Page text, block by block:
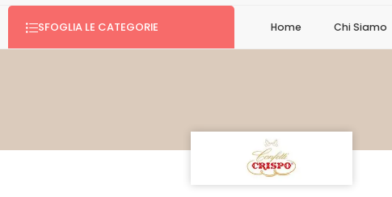
SFOGLIA LE CATEGORIE Home Chi Siamo